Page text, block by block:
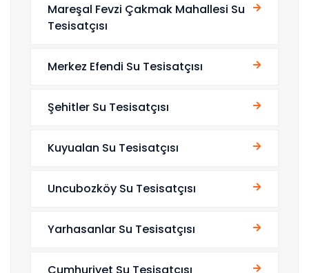
Mareşal Fevzi Çakmak Mahallesi Su
Tesisatçısı
Merkez Efendi Su Tesisatçısı
Şehitler Su Tesisatçısı
Kuyualan Su Tesisatçısı
Uncubozköy Su Tesisatçısı
Yarhasanlar Su Tesisatçısı
Cumhuriyet Su Tesisatçısı